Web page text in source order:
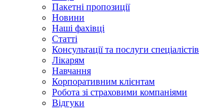
Пакетні пропозиції
Новини
Наші фахівці
Статті
Консультації та послуги спеціалістів
Лікарям
Навчання
Корпоративним клієнтам
Робота зі страховими компаніями
Відгуки